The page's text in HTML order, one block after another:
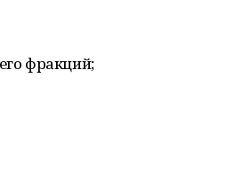
фракций;